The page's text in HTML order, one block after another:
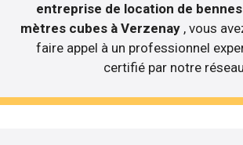
entreprise de location de bennes
mètres cubes à Verzenay , vous
faire appel à un professionnel
certifié par notre